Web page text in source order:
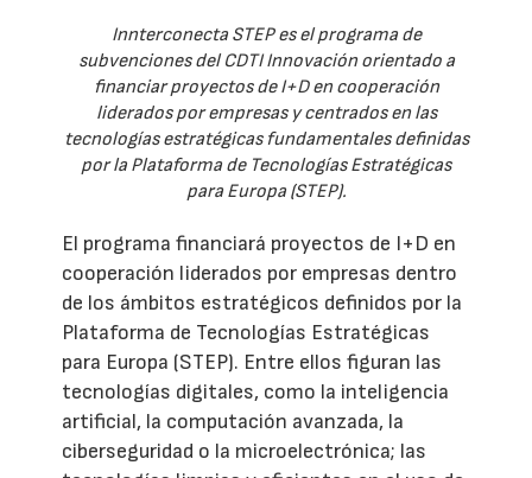
Innterconecta STEP es el programa de
subvenciones del CDTI Innovación orientado a
financiar proyectos de I+D en cooperación
liderados por empresas y centrados en las
tecnologías estratégicas fundamentales definidas
por la Plataforma de Tecnologías Estratégicas
para Europa (STEP).
El programa financiará proyectos de I+D en
cooperación liderados por empresas dentro
de los ámbitos estratégicos definidos por la
Plataforma de Tecnologías Estratégicas
para Europa (STEP). Entre ellos figuran las
tecnologías digitales, como la inteligencia
artificial, la computación avanzada, la
ciberseguridad o la microelectrónica; las